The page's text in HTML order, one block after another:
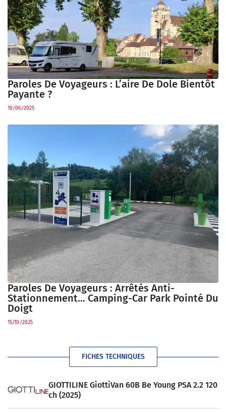
Paroles De Voyageurs : L’aire De Dole Bientôt
Payante ?
10/06/2025
Paroles De Voyageurs : Arrêtés Anti-
Stationnement… Camping-Car Park Pointé Du
Doigt
15/10/2025
FICHES TECHNIQUES
GIOTTILINE GiottiVan 60B Be Young PSA 2.2 120
ch (2025)